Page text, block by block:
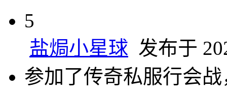
5
盐焗小星球 发布于
参加了传奇私服行会